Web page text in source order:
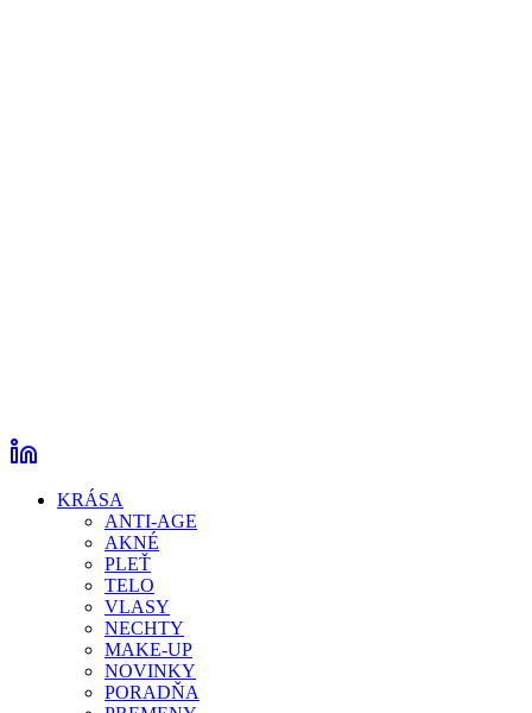
KRÁSA
ANTI-AGE
AKNÉ
PLEŤ
TELO
VLASY
NECHTY
MAKE-UP
NOVINKY
PORADŇA